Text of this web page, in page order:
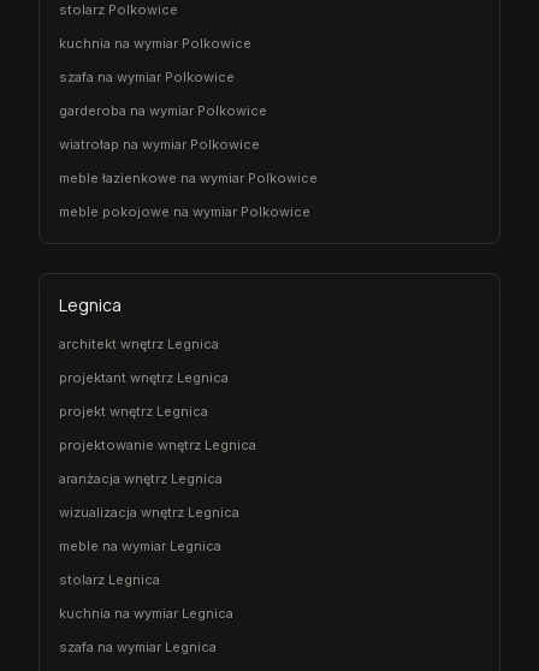
stolarz Polkowice
kuchnia na wymiar Polkowice
szafa na wymiar Polkowice
garderoba na wymiar Polkowice
wiatrołap na wymiar Polkowice
meble łazienkowe na wymiar Polkowice
meble pokojowe na wymiar Polkowice
Legnica
architekt wnętrz Legnica
projektant wnętrz Legnica
projekt wnętrz Legnica
projektowanie wnętrz Legnica
aranżacja wnętrz Legnica
wizualizacja wnętrz Legnica
meble na wymiar Legnica
stolarz Legnica
kuchnia na wymiar Legnica
szafa na wymiar Legnica